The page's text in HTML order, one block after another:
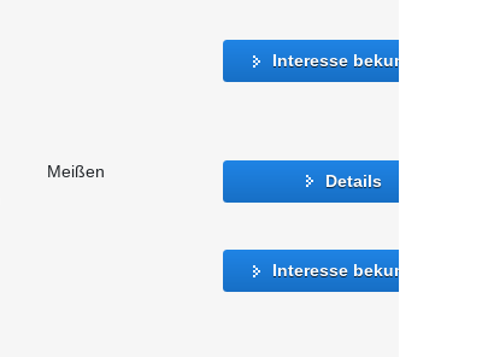
Interesse bekunden
Meißen Details
Interesse bekunden